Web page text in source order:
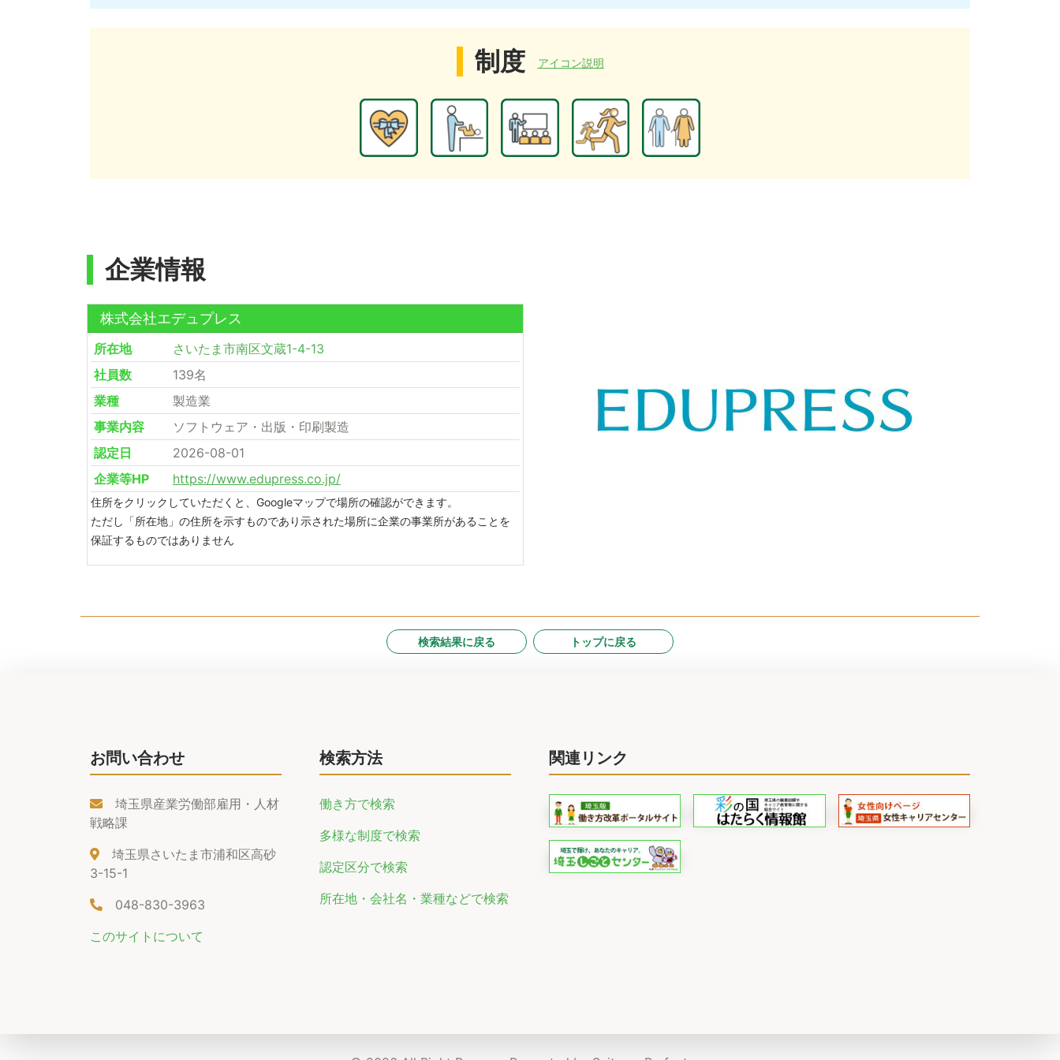
制度 アイコン説明
企業情報
株式会社エデュプレス
所在地
さいたま市南区文蔵1-4-13
社員数
139名
業種
製造業
事業内容
ソフトウェア・出版・印刷製造
認定日
2026-08-01
企業等HP
https://www.edupress.co.jp/
住所をクリックしていただくと、Googleマップで場所の確認ができます。
ただし「所在地」の住所を示すものであり示された場所に企業の事業所があることを
保証するものではありません
検索結果に戻る トップに戻る
お問い合わせ
埼玉県産業労働部雇用・人材
戦略課
埼玉県さいたま市浦和区高砂
3-15-1
048-830-3963
このサイトについて
検索方法
働き方で検索
多様な制度で検索
認定区分で検索
所在地・会社名・業種などで検索
関連リンク